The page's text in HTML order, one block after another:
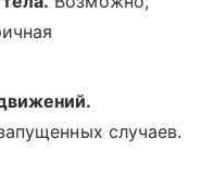
случаев.